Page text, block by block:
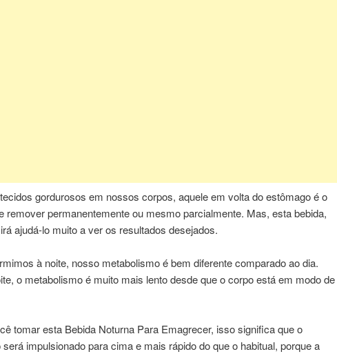
gordurosos em nossos corpos, aquele em volta do estômago é o
remover permanentemente ou mesmo parcialmente. Mas, esta bebida,
ajudá-lo muito a ver os resultados desejados.
à noite, nosso metabolismo é bem diferente comparado ao dia.
o metabolismo é muito mais lento desde que o corpo está em modo de
tomar esta Bebida Noturna Para Emagrecer, isso significa que o
impulsionado para cima e mais rápido do que o habitual, porque a